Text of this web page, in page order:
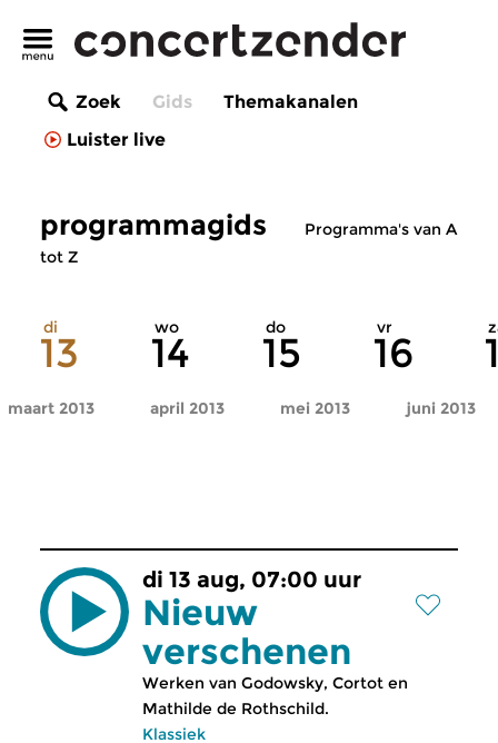
Zoek Gids
Themakanalen
Luister live
programmagids
Programma's van A
tot Z
di
13
wo
14
do
15
vr
16
maart 2013 april 2013 mei 2013 juni 2013
di 13 aug, 07:00 uur
Nieuw
verschenen
Werken van Godowsky, Cortot en
Mathilde de Rothschild.
Klassiek